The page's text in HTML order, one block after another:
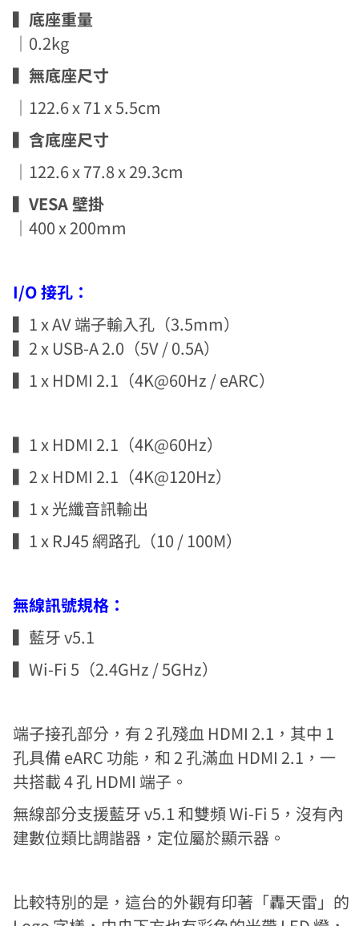
▍底座重量
｜0.2kg
▍無底座尺寸
｜122.6 x 71 x 5.5cm
▍含底座尺寸
｜122.6 x 77.8 x 29.3cm
▍VESA 壁掛
｜400 x 200mm
I/O 接孔：
▍1 x AV 端子輸入孔（3.5mm）
▍2 x USB-A 2.0（5V / 0.5A）
▍1 x HDMI 2.1（4K@60Hz / eARC）
▍1 x HDMI 2.1（4K@60Hz）
▍2 x HDMI 2.1（4K@120Hz）
▍1 x 光纖音訊輸出
▍1 x RJ45 網路孔（10 / 100M）
無線訊號規格：
▍藍牙 v5.1
▍Wi-Fi 5（2.4GHz / 5GHz）
端子接孔部分，有 2 孔殘血 HDMI 2.1，其中 1
孔具備 eARC 功能，和 2 孔滿血 HDMI 2.1，一
共搭載 4 孔 HDMI 端子。
無線部分支援藍牙 v5.1 和雙頻 Wi-Fi 5，沒有內
建數位類比調諧器，定位屬於顯示器。
比較特別的是，這台的外觀有印著「轟天雷」的